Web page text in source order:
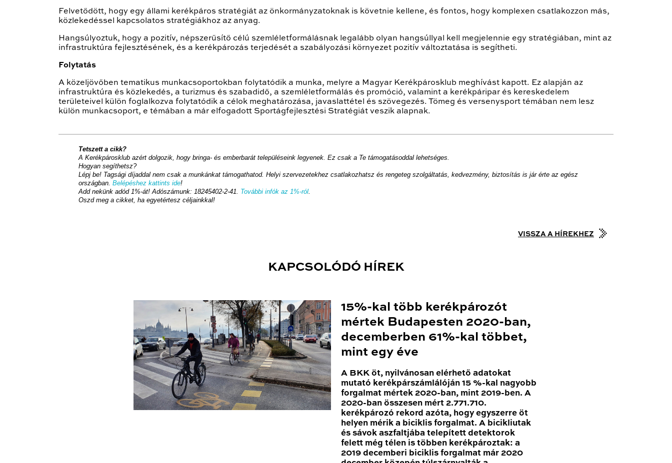
Felvetődött, hogy egy állami kerékpáros stratégiát az önkormányzatoknak is követnie kellene, és fontos, hogy komplexen csatlakozzon más,
közlekedéssel kapcsolatos stratégiákhoz az anyag.
Hangsúlyoztuk, hogy a pozitív, népszerűsítő célú szemléletformálásnak legalább olyan hangsúllyal kell megjelennie egy stratégiában, mint az
infrastruktúra fejlesztésének, és a kerékpározás terjedését a szabályozási környezet pozitív változtatása is segítheti.
Folytatás
A közeljövőben tematikus munkacsoportokban folytatódik a munka, melyre a Magyar Kerékpárosklub meghívást kapott. Ez alapján az
infrastruktúra és közlekedés, a turizmus és szabadidő, a szemléletformálás és promóció, valamint a kerékpáripar és kereskedelem
területeivel külön foglalkozva folytatódik a célok meghatározása, javaslattétel és szövegezés. Tömeg és versenysport témában nem lesz
külön munkacsoport, e témában a már elfogadott Sportágfejlesztési Stratégiát veszik alapnak.
Tetszett a cikk?
A Kerékpárosklub azért dolgozik, hogy bringa- és emberbarát településeink legyenek. Ez csak a Te támogatásoddal lehetséges.
Hogyan segíthetsz?
Lépj be! Tagsági díjaddal nem csak a munkánkat támogathatod. Helyi szervezetekhez csatlakozhatsz és rengeteg szolgáltatás, kedvezmény, biztosítás is jár érte az egész
országban. Belépéshez kattints ide!
Add nekünk adód 1%-át! Adószámunk: 18245402-2-41. További infók az 1%-ról.
Oszd meg a cikket, ha egyetértesz céljainkkal!
VISSZA A HÍREKHEZ
KAPCSOLÓDÓ HÍREK
15%-kal több kerékpározót
mértek Budapesten 2020-ban,
decemberben 61%-kal többet,
mint egy éve
A BKK öt, nyilvánosan elérhető adatokat
mutató kerékpárszámlálóján 15 %-kal nagyobb
forgalmat mértek 2020-ban, mint 2019-ben. A
2020-ban összesen mért 2.771.710.
kerékpározó rekord azóta, hogy egyszerre öt
helyen mérik a biciklis forgalmat. A bicikliutak
és sávok aszfaltjába telepített detektorok
felett még télen is többen kerékpároztak: a
2019 decemberi biciklis forgalmat már 2020